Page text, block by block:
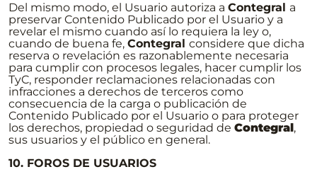
Del mismo modo, el Usuario autoriza a Contegral a
preservar Contenido Publicado por el Usuario y a
revelar el mismo cuando así lo requiera la ley o,
cuando de buena fe, Contegral considere que dicha
reserva o revelación es razonablemente necesaria
para cumplir con procesos legales, hacer cumplir los
TyC, responder reclamaciones relacionadas con
infracciones a derechos de terceros como
consecuencia de la carga o publicación de
Contenido Publicado por el Usuario o para proteger
los derechos, propiedad o seguridad de Contegral,
sus usuarios y el público en general.
10. FOROS DE USUARIOS